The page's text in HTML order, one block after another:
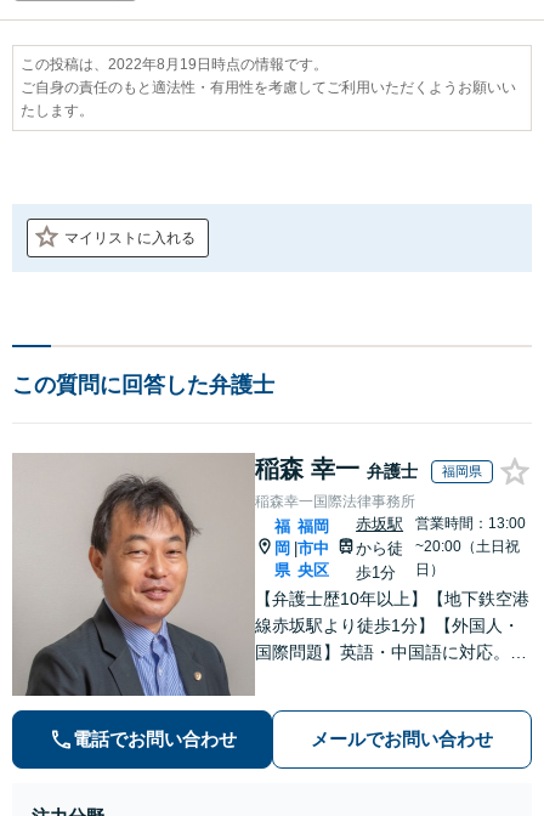
この投稿は、2022年8月19日時点の情報です。
ご自身の責任のもと適法性・有用性を考慮してご利用いただくようお願いい
たします。
マイリストに入れる
この質問に回答した弁護士
稲森 幸一 弁護士 福岡県
稲森幸一国際法律事務所
福
岡
県
|
福岡
市中
央区
赤坂駅
から徒
歩1分
営業時間：13:00
~20:00（土日祝
日）
【弁護士歴10年以上】【地下鉄空港
線赤坂駅より徒歩1分】【外国人・
国際問題】英語・中国語に対応。民
故の後遺障害認定など実績多数【税
務訴訟】税務調査や審査請求、国際
電話でお問い合わせ メールでお問い合わせ